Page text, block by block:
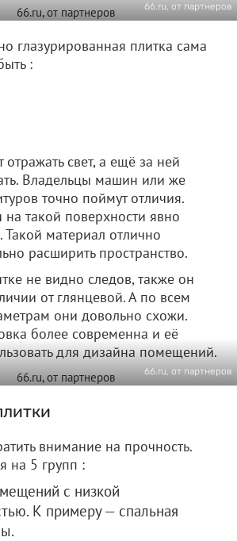
66.ru, от партнеров
глазурированная плитка сама
:
отражать свет, а ещё за ней
Владельцы машин или же
точно поймут отличия.
такой поверхности явно
Такой материал отлично
расширить пространство.
не видно следов, также он
от глянцевой. А по всем
они довольно схожи.
более современна и её
для дизайна помещений.
66.ru, от партнеров
внимание на прочность.
на 5 групп :
с низкой
К примеру — спальная